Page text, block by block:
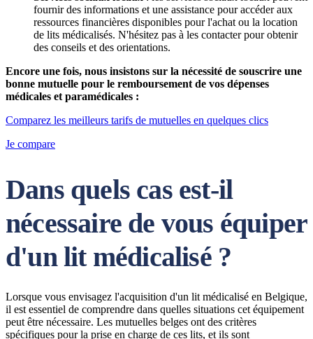
fournir des informations et une assistance pour accéder aux
ressources financières disponibles pour l'achat ou la location
de lits médicalisés. N'hésitez pas à les contacter pour obtenir
des conseils et des orientations.
Encore une fois, nous insistons sur la nécessité de souscrire une
bonne mutuelle pour le remboursement de vos dépenses
médicales et paramédicales :
Comparez les meilleurs tarifs de mutuelles en quelques clics
Je compare
Dans quels cas est-il
nécessaire de vous équiper
d'un lit médicalisé ?
Lorsque vous envisagez l'acquisition d'un lit médicalisé en Belgique,
il est essentiel de comprendre dans quelles situations cet équipement
peut être nécessaire. Les mutuelles belges ont des critères
spécifiques pour la prise en charge de ces lits, et ils sont